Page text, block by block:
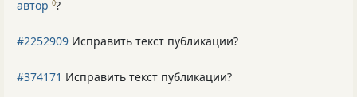
автор 0?
#2252909 Исправить текст публикации?
#374171 Исправить текст публикации?